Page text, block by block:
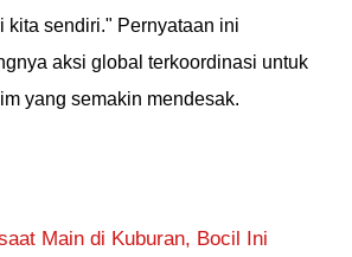
kita sendiri." Pernyataan ini
aksi global terkoordinasi untuk
yang semakin mendesak.
Main di Kuburan, Bocil Ini